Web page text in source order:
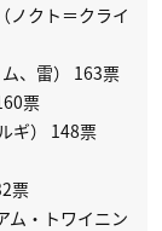
ノクト＝クライ
、雷） 163票
票
ギ） 148票
票
ム・トワイニン